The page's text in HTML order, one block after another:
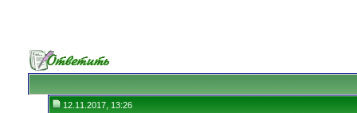
12.11.2017, 13:26